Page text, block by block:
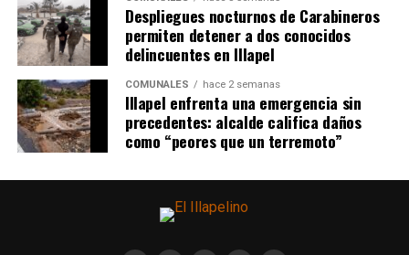
Despliegues nocturnos de Carabineros
permiten detener a dos conocidos
delincuentes en Illapel
COMUNALES hace 2 semanas
Illapel enfrenta una emergencia sin
precedentes: alcalde califica daños
como “peores que un terremoto”